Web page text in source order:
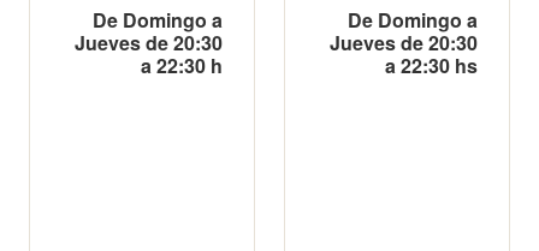
De Domingo a
Jueves de 20:30
a 22:30 h
De Domingo a
Jueves de 20:30
a 22:30 hs